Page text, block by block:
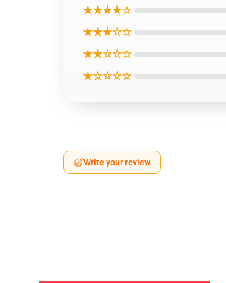
★★★★☆
★★★☆☆
★★☆☆☆
★☆☆☆☆
Write your review